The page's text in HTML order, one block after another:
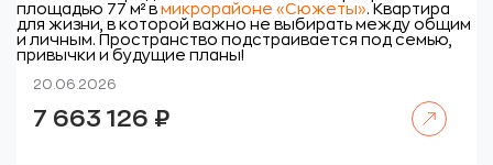
площадью 77 м² в микрорайоне «Сюжеты». Квартира
для жизни, в которой важно не выбирать между общим
и личным. Пространство подстраивается под семью,
привычки и будущие планы!
20.06.2026
7 663 126 ₽